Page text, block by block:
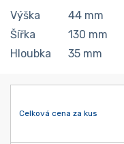
Výška 44 mm
Šířka
130 mm
Hloubka
35 mm
Celková cena za kus